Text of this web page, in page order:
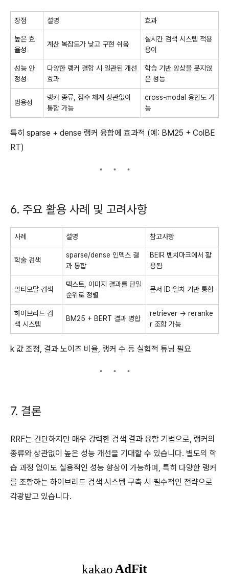
장점 설명 효과
높은 효
율성
계산 복잡도가 낮고 구현 쉬움
실시간 검색 시스템 적용
용이
성능 안
정성
다양한 랭커 결합 시 일관된 개선
효과
학습 기반 앙상블 못지않
은 성능
범용성
랭커 종류, 점수 체계 상관없이
통합 가능
cross-modal 융합도 가
능
특히 sparse + dense 랭커 융합에 효과적 (예: BM25 + ColBE
RT)
6. 주요 활용 사례 및 고려사항
사례 설명 참고사항
학술 검색
sparse/dense 인덱스 결
과 통합
BEIR 벤치마크에서 활
용됨
멀티모달 검색
텍스트, 이미지 결과를 단일
순위로 정렬
문서 ID 일치 기반 통합
하이브리드 검
색 시스템
BM25 + BERT 결과 병합
retriever → reranke
r 조합 가능
k 값 조정, 결과 노이즈 비율, 랭커 수 등 실험적 튜닝 필요
7. 결론
RRF는 간단하지만 매우 강력한 검색 결과 융합 기법으로, 랭커의
종류와 상관없이 높은 성능 개선을 기대할 수 있습니다. 별도의 학
습 과정 없이도 실용적인 성능 향상이 가능하며, 특히 다양한 랭커
를 조합하는 하이브리드 검색 시스템 구축 시 필수적인 전략으로
각광받고 있습니다.